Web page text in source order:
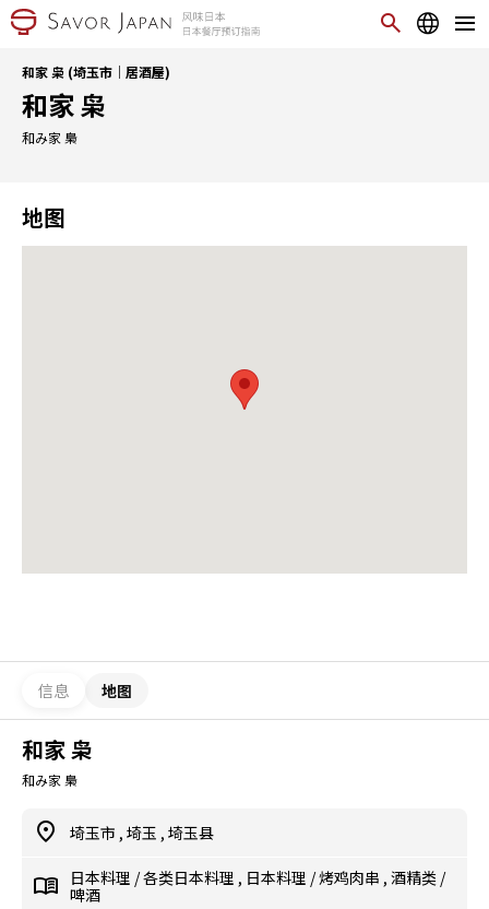
和家 枭 (埼玉市｜居酒屋)
和家 枭
和み家 梟
地图
信息 地图
和家 枭
和み家 梟
埼玉市 , 埼玉 , 埼玉县
日本料理 /各类日本料理 , 日本料理 /烤鸡肉串 , 酒精类 /
啤酒